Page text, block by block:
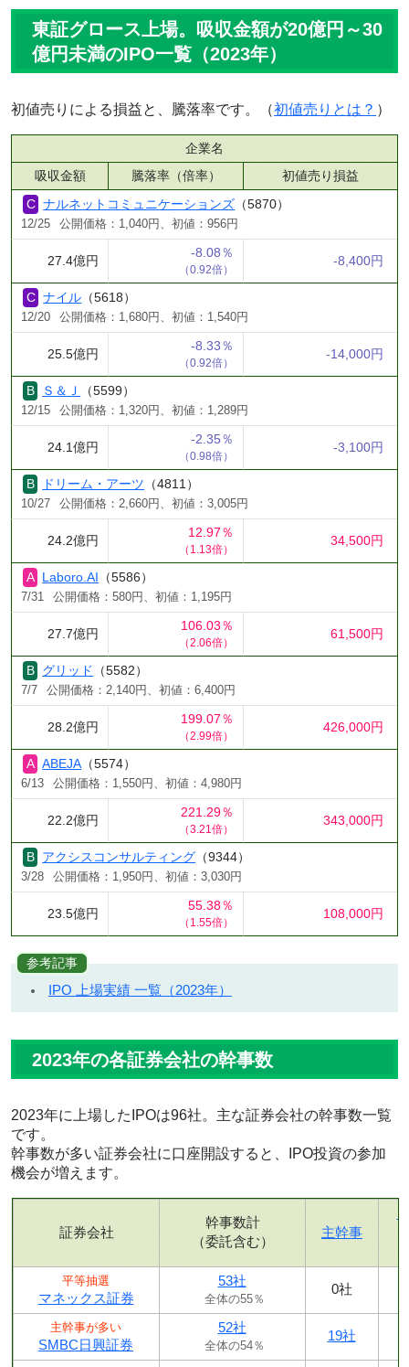
東証グロース上場。吸収金額が20億円～30
億円未満のIPO一覧（2023年）
初値売りによる損益と、騰落率です。（初値売りとは？ ）
企業名
吸収金額
騰落率（倍率）
初値売り損益
ナルネットコミュニケーションズ （5870）
12/25 公開価格：1,040円、初値：956円
27.4億円
-8.08％
（0.92倍）
-8,400円
ナイル （5618）
12/20 公開価格：1,680円、初値：1,540円
25.5億円
-8.33％
（0.92倍）
-14,000円
Ｓ＆Ｊ （5599）
12/15 公開価格：1,320円、初値：1,289円
24.1億円
-2.35％
（0.98倍）
-3,100円
ドリーム・アーツ （4811）
10/27 公開価格：2,660円、初値：3,005円
24.2億円
12.97％
（1.13倍）
34,500円
Laboro.AI （5586）
7/31 公開価格：580円、初値：1,195円
27.7億円
106.03％
（2.06倍）
61,500円
グリッド （5582）
7/7 公開価格：2,140円、初値：6,400円
28.2億円
199.07％
（2.99倍）
426,000円
ABEJA （5574）
6/13 公開価格：1,550円、初値：4,980円
22.2億円
221.29％
（3.21倍）
343,000円
アクシスコンサルティング （9344）
3/28 公開価格：1,950円、初値：3,030円
23.5億円
55.38％
（1.55倍）
108,000円
参考記事
IPO 上場実績 一覧（2023年）
2023年の各証券会社の幹事数
2023年に上場したIPOは96社。主な証券会社の幹事数一覧
です。
幹事数が多い証券会社に口座開設すると、IPO投資の参加
機会が増えます。
証券会社
幹事数計
（委託含む）
主幹事
平等抽選
マネックス証券
53社
全体の55％
0社
主幹事が多い
SMBC日興証券
52社
全体の54％
19社